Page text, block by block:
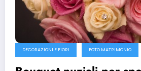
DECORAZIONI E FIORI FOTO MATRIMONIO